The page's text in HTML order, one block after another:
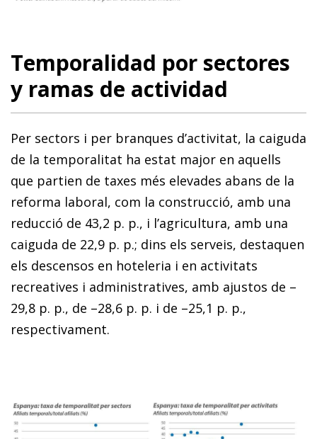
Temporalidad por sectores
y ramas de actividad
Per sectors i per branques d’activitat, la caiguda
de la temporalitat ha estat major en aquells
que partien de taxes més elevades abans de la
reforma laboral, com la construcció, amb una
reducció de 43,2 p. p., i l’agricultura, amb una
caiguda de 22,9 p. p.; dins els serveis, destaquen
els descensos en hoteleria i en activitats
recreatives i administratives, amb ajustos de –
29,8 p. p., de –28,6 p. p. i de –25,1 p. p.,
respectivament.